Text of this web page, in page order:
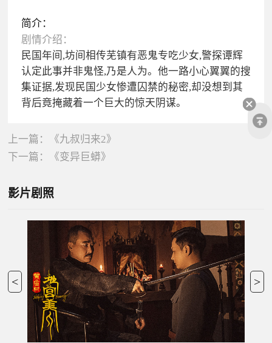
简介：
剧情介绍：
民国年间,坊间相传芜镇有恶鬼专吃少女,警探谭辉
认定此事并非鬼怪,乃是人为。他一路小心翼翼的搜
集证据,发现民国少女惨遭囚禁的秘密,却没想到其
背后竟掩藏着一个巨大的惊天阴谋。
上一篇：
《九叔归来2》
下一篇：
《变异巨蟒》
影片剧照
< >